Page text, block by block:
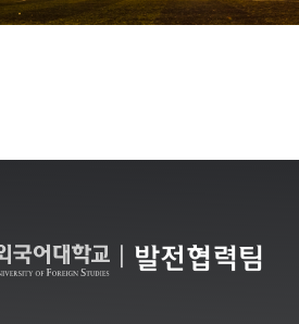
| 발전협력팀